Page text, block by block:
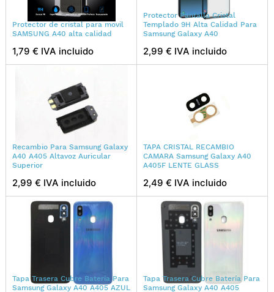
Protector de cristal para movil
SAMSUNG A40 alta calidad
1,79 € IVA incluido
Protector Pantalla Cristal
Templado 9H Alta Calidad Para
Samsung Galaxy A40
2,99 € IVA incluido
Recambio Para Samsung Galaxy
A40 A405 Altavoz Auricular
Superior
2,99 € IVA incluido
TAPA CRISTAL RECAMBIO
CAMARA Samsung Galaxy A40
A405F LENTE GLASS
2,49 € IVA incluido
Tapa Trasera Cubre Batería Para
Samsung Galaxy A40 A405 AZUL
Tapa Trasera Cubre Batería Para
Samsung Galaxy A40 A405